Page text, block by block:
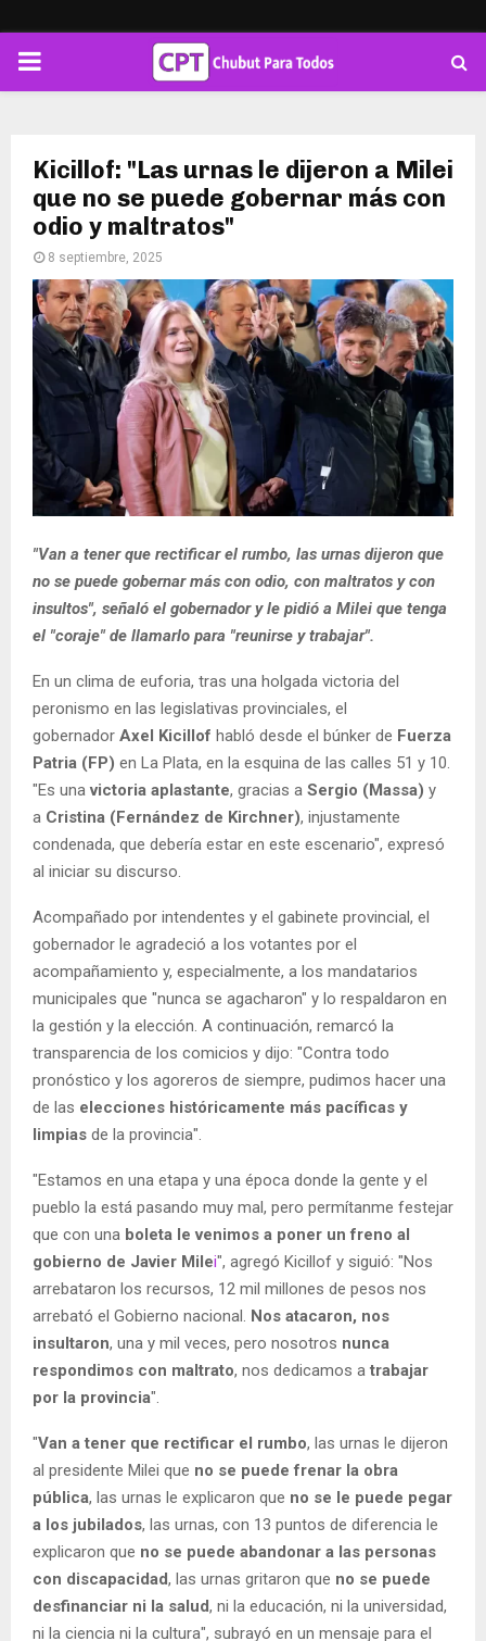
PRIMARY
Kicillof: "Las urnas le dijeron a Milei
que no se puede gobernar más con
odio y maltratos"
8 septiembre, 2025
"Van a tener que rectificar el rumbo, las urnas dijeron que
no se puede gobernar más con odio, con maltratos y con
insultos", señaló el gobernador y le pidió a Milei que tenga
el "coraje" de llamarlo para "reunirse y trabajar".
En un clima de euforia, tras una holgada victoria del
peronismo en las legislativas provinciales, el
gobernador Axel Kicillof habló desde el búnker de Fuerza
Patria (FP) en La Plata, en la esquina de las calles 51 y 10.
"Es unavictoria aplastante, gracias a Sergio (Massa) y
a Cristina (Fernández de Kirchner), injustamente
condenada, que debería estar en este escenario", expresó
al iniciar su discurso.
Acompañado por intendentes y el gabinete provincial, el
gobernador le agradeció a los votantes por el
acompañamiento y, especialmente, a los mandatarios
municipales que "nunca se agacharon" y lo respaldaron en
la gestión y la elección. A continuación, remarcó la
transparencia de los comicios y dijo: "Contra todo
pronóstico y los agoreros de siempre, pudimos hacer una
de las elecciones históricamente más pacíficas y
limpias de la provincia".
"Estamos en una etapa y una época donde la gente y el
pueblo la está pasando muy mal, pero permítanme festejar
que con una boleta le venimos a poner un freno al
gobierno de Javier Milei", agregó Kicillof y siguió: "Nos
arrebataron los recursos, 12 mil millones de pesos nos
arrebató el Gobierno nacional. Nos atacaron, nos
insultaron, una y mil veces, pero nosotros nunca
respondimos con maltrato, nos dedicamos a trabajar
por la provincia".
"Van a tener que rectificar el rumbo, las urnas le dijeron
al presidente Milei que no se puede frenar la obra
pública, las urnas le explicaron que no se le puede pegar
a los jubilados, las urnas, con 13 puntos de diferencia le
explicaron que no se puede abandonar a las personas
con discapacidad, las urnas gritaron que no se puede
desfinanciar ni la salud, ni la educación, ni la universidad,
ni la ciencia ni la cultura", subrayó en un mensaje para el